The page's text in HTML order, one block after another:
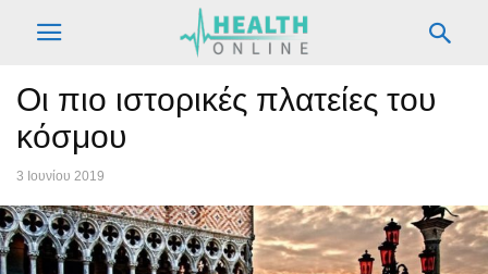
Οι πιο ιστορικές πλατείες του
κόσμου
3 Ιουνίου 2019